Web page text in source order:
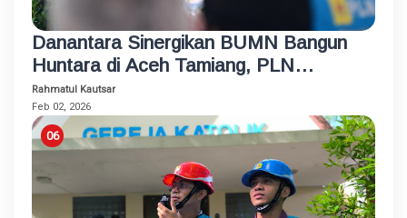
Danantara Sinergikan BUMN Bangun
Huntara di Aceh Tamiang, PLN
Sambung Listrik untuk Semua Rumah
dan Fasum
Rahmatul Kautsar
Feb 02, 2026